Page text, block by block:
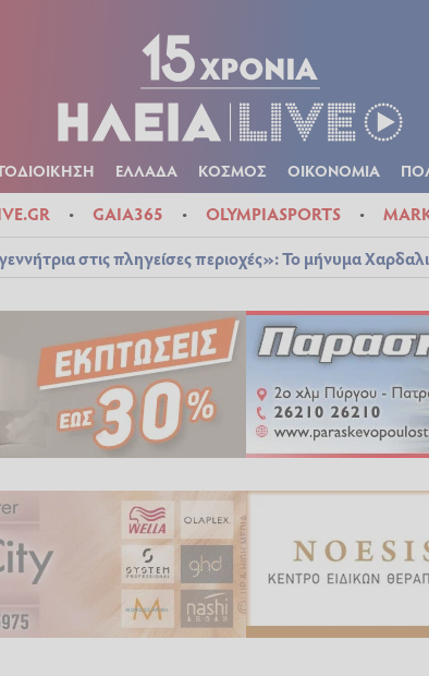
ΕΛΛΑΔΑ ΚΟΣΜΟΣ ΟΙΚΟΝΟΜΙΑ
GAIA365 OLYMPIASPORTS
στις πληγείσες περιοχές»: Το μήνυμα